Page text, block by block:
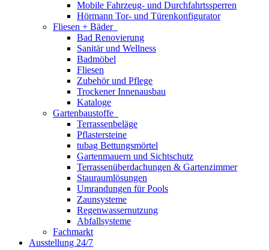
Mobile Fahrzeug- und Durchfahrtssperren
Hörmann Tor- und Türenkonfigurator
Fliesen + Bäder
Bad Renovierung
Sanitär und Wellness
Badmöbel
Fliesen
Zubehör und Pflege
Trockener Innenausbau
Kataloge
Gartenbaustoffe
Terrassenbeläge
Pflastersteine
tubag Bettungsmörtel
Gartenmauern und Sichtschutz
Terrassenüberdachungen & Gartenzimmer
Stauraumlösungen
Umrandungen für Pools
Zaunsysteme
Regenwassernutzung
Abfallsysteme
Fachmarkt
Ausstellung 24/7